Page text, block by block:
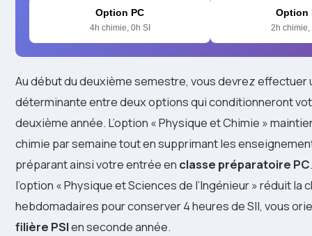
Option PC
4h chimie, 0h SI
Option
2h chimie,
Au début du deuxième semestre, vous devrez effectuer
déterminante entre deux options qui conditionneront
deuxième année. L’option « Physique et Chimie »
chimie par semaine tout en supprimant les
préparant ainsi votre entrée en classe préparatoire PC
l’option « Physique et Sciences de l’Ingénieur » réduit la
hebdomadaires pour conserver 4 heures de SII, vous
filière PSIen seconde année.